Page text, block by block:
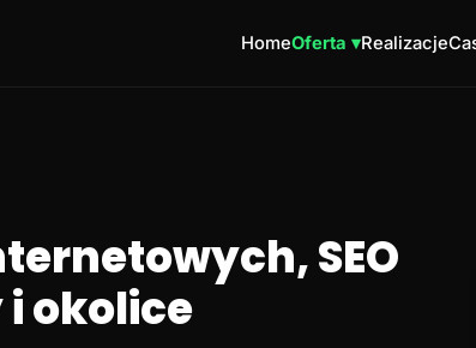
HomeOferta ▾Realizacje
SEO
okolice